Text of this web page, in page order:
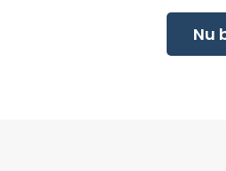
Nu